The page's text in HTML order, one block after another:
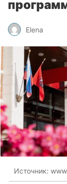
Elena
Источник: